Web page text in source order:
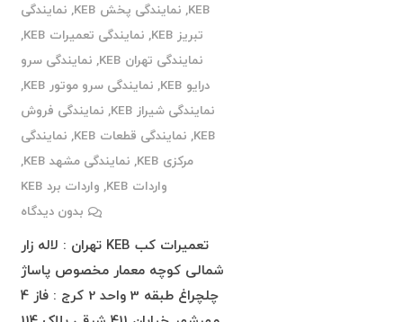
KEB
, نمایندگی پخش KEB , نمایندگی
تبریز KEB
, نمایندگی تعمیرات KEB
,
نمایندگی تهران KEB
, نمایندگی سرو
درایو KEB
, نمایندگی سرو موتور KEB
,
نمایندگی شیراز KEB
, نمایندگی فروش
KEB
, نمایندگی قطعات KEB , نمایندگی
مرکزی KEB
, نمایندگی مشهد KEB
,
واردات KEB
, واردات برد KEB
بدون دیدگاه
تعمیرات کب KEB تهران : لاله زار
شمالی کوچه معمار مخصوص پاساژ
چلچراغ طبقه 3 واحد 2 کرج : فاز 4